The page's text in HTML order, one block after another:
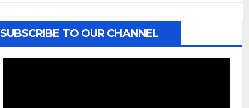
SUBSCRIBE TO OUR CHANNEL